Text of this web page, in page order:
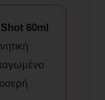
60ml